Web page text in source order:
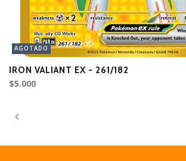
AGOTADO
IRON VALIANT EX - 261/182
$5.000